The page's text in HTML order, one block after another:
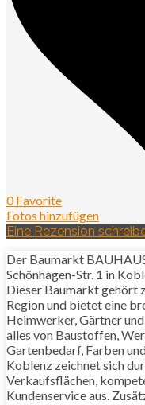
0 Favorite
Fotos hinzufügen
Eine Rezension
Der Baumarkt
Schönhagen-Str. 1 in
Dieser Baumarkt gehört
Region und bietet eine
Heimwerker, Gärtner
alles von Baustoffen,
Gartenbedarf, Farben
Koblenz zeichnet sich
Verkaufsflächen,
Kundenservice aus.